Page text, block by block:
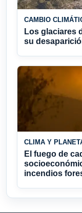
CAMBIO
Los glaciares
su
CLIMA Y
El fuego de
incendios